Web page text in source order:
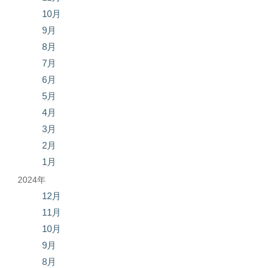
10月
9月
8月
7月
6月
5月
4月
3月
2月
1月
2024年
12月
11月
10月
9月
8月